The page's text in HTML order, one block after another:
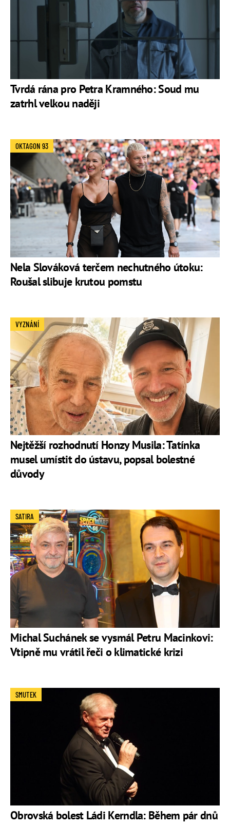
Tvrdá rána pro Petra Kramného: Soud mu
zatrhl velkou naději
Nela Slováková terčem nechutného útoku:
Roušal slibuje krutou pomstu
OKTAGON 93
Nejtěžší rozhodnutí Honzy Musila: Tatínka
musel umístit do ústavu, popsal bolestné
důvody
VYZNÁNÍ
Michal Suchánek se vysmál Petru Macinkovi:
Vtipně mu vrátil řeči o klimatické krizi
SATIRA
Obrovská bolest Ládi Kerndla: Během pár dnů
SMUTEK